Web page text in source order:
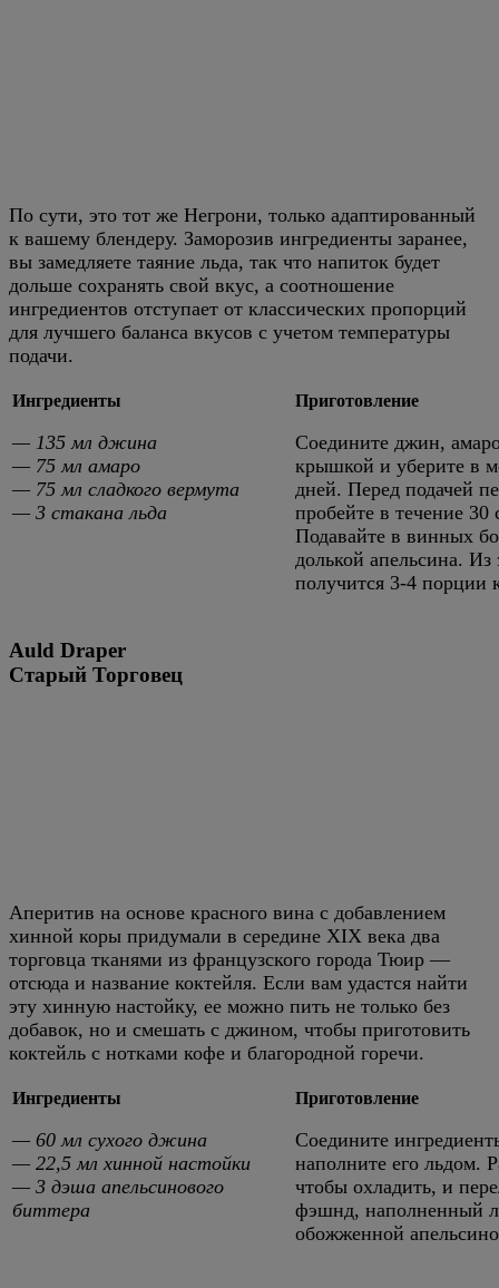
По сути, это тот же Негрони, только адаптированный
к вашему блендеру. Заморозив ингредиенты заранее,
вы замедляете таяние льда, так что напиток будет
дольше сохранять свой вкус, а соотношение
ингредиентов отступает от классических пропорций
для лучшего баланса вкусов с учетом температуры
подачи.
Ингредиенты
— 135 мл джина
— 75 мл амаро
— 75 мл сладкого вермута
— 3 стакана льда
Приготовление
Соедините джин,
крышкой и уберите в
дней. Перед подачей
пробейте в течение
Подавайте в винных
долькой апельсина. Из
получится 3-4 порции
Auld Draper
Старый Торговец
Аперитив на основе красного вина с добавлением
хинной коры придумали в середине XIX века два
торговца тканями из французского города Тюир —
отсюда и название коктейля. Если вам удастся найти
эту хинную настойку, ее можно пить не только без
добавок, но и смешать с джином, чтобы приготовить
коктейль с нотками кофе и благородной горечи.
Ингредиенты
— 60 мл сухого джина
— 22,5 мл хинной настойки
— 3 дэша апельсинового
биттера
Приготовление
Соедините
наполните его льдом.
чтобы охладить, и
фэшнд, наполненный
обожженной